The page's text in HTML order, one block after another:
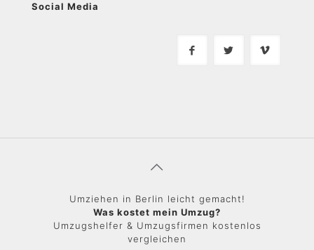
Social Media
Umziehen in Berlin leicht gemacht!
Was kostet mein Umzug?
Umzugshelfer & Umzugsfirmen kostenlos
vergleichen